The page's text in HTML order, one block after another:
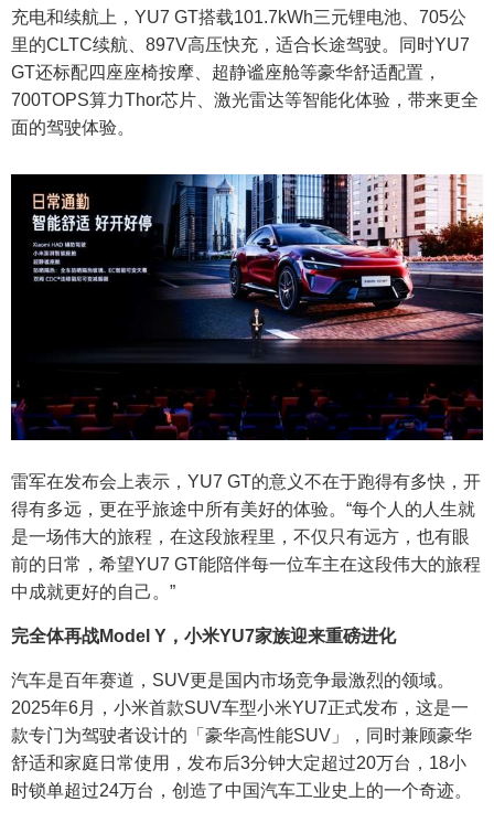
充电和续航上，YU7 GT搭载101.7kWh三元锂电池、705公
里的CLTC续航、897V高压快充，适合长途驾驶。同时YU7
GT还标配四座座椅按摩、超静谧座舱等豪华舒适配置，
700TOPS算力Thor芯片、激光雷达等智能化体验，带来更全
面的驾驶体验。
雷军在发布会上表示，YU7 GT的意义不在于跑得有多快，开
得有多远，更在乎旅途中所有美好的体验。“每个人的人生就
是一场伟大的旅程，在这段旅程里，不仅只有远方，也有眼
前的日常，希望YU7 GT能陪伴每一位车主在这段伟大的旅程
中成就更好的自己。”
完全体再战Model Y，小米YU7家族迎来重磅进化
汽车是百年赛道，SUV更是国内市场竞争最激烈的领域。
2025年6月，小米首款SUV车型小米YU7正式发布，这是一
款专门为驾驶者设计的「豪华高性能SUV」，同时兼顾豪华
舒适和家庭日常使用，发布后3分钟大定超过20万台，18小
时锁单超过24万台，创造了中国汽车工业史上的一个奇迹。